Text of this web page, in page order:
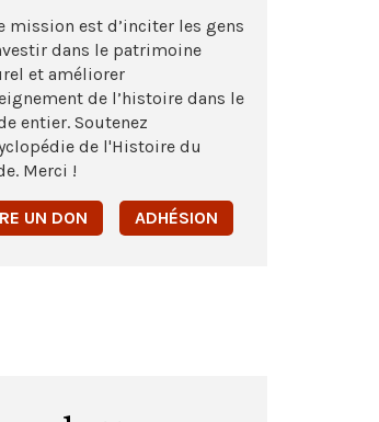
mission est d’inciter les gens
dans le patrimoine
et améliorer
de l’histoire dans le
entier. Soutenez
de l'Histoire du
Merci !
UN DON ADHÉSION